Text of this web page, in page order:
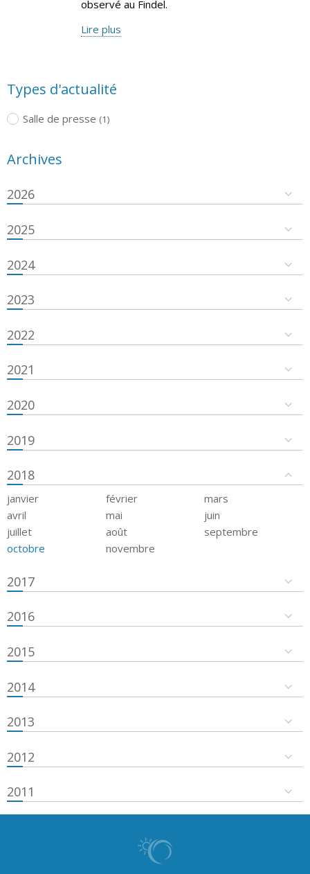
observé au Findel.
Lire plus
Types d'actualité
Salle de presse (1)
Archives
2026
2025
2024
2023
2022
2021
2020
2019
2018
janvier février
mars
avril
mai
juin
juillet
août
septembre
octobre
novembre
2017
2016
2015
2014
2013
2012
2011